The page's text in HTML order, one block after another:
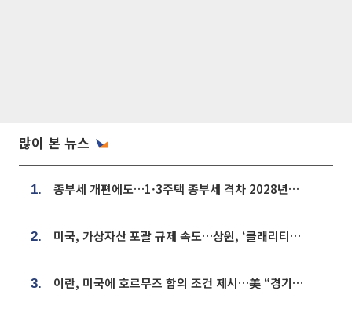
많이 본 뉴스
1. 종부세 개편에도…1·3주택 종부세 격차 2028년부터 확대
2. 미국, 가상자산 포괄 규제 속도…상원, ‘클래리티법’ 9월 절차투표 추진
3. 이란, 미국에 호르무즈 합의 조건 제시…美 “경기 아직 안 끝나” [종합]